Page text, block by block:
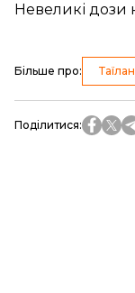
Невеликі дози
Більше про:
Поділитися: